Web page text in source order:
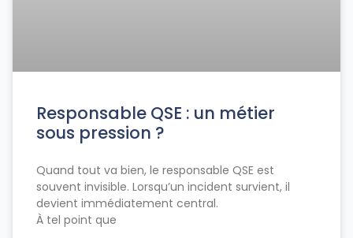
Responsable QSE : un métier
sous pression ?
Quand tout va bien, le responsable QSE est
souvent invisible. Lorsqu’un incident survient, il
devient immédiatement central.
À tel point que